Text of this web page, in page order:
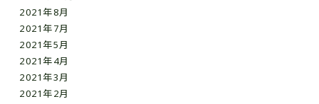
2021年8月
2021年7月
2021年5月
2021年4月
2021年3月
2021年2月